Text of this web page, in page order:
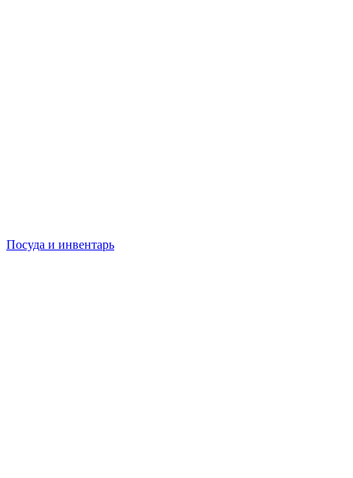
Посуда и инвентарь